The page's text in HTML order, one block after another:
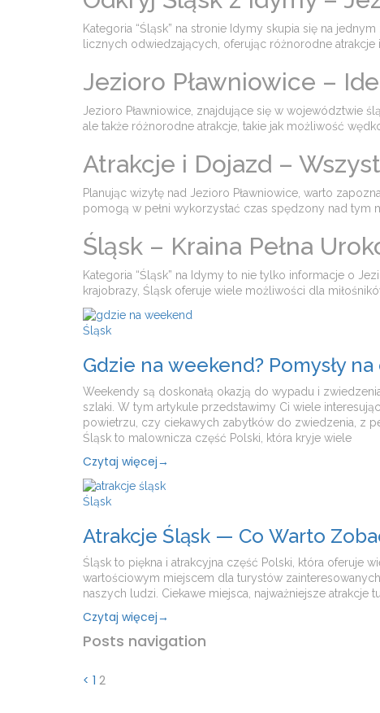
Kategoria “Śląsk” na stronie Idymy skupia się na
licznych odwiedzających, oferując różnorodne atrakcje
Jezioro Pławniowice –
Jezioro Pławniowice, znajdujące się w województwie
ale także różnorodne atrakcje, takie jak możliwość
Atrakcje i Dojazd –
Planując wizytę nad Jezioro Pławniowice, warto
pomogą w pełni wykorzystać czas spędzony nad tym
Śląsk – Kraina Pełna
Kategoria “Śląsk” na Idymy to nie tylko informacje o
krajobrazy, Śląsk oferuje wiele możliwości dla
Śląsk
Gdzie na weekend? Pomysły
Weekendy są doskonałą okazją do wypadu i
szlaki. W tym artykule przedstawimy Ci wiele
powietrzu, czy ciekawych zabytków do zwiedzenia, z
Śląsk to malownicza część Polski, która kryje wiele
Czytaj więcej→
Śląsk
Atrakcje Śląsk — Co Warto
Śląsk to piękna i atrakcyjna część Polski, która oferuje
wartościowym miejscem dla turystów
naszych ludzi. Ciekawe miejsca, najważniejsze
Czytaj więcej→
Posts navigation
< 1 2